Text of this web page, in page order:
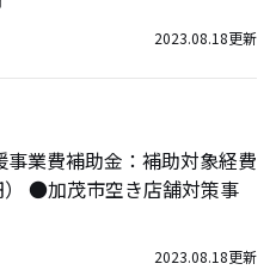
2023.08.18更新
業費補助金：補助対象経費
●加茂市空き店舗対策事
2023.08.18更新